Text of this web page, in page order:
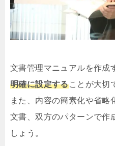
文書管理マニュアルを作成
明確に設定することが大切
また、内容の簡素化や省略
文書、双方のパターンで作
しょう。